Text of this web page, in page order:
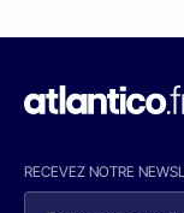
RECEVEZ NOTRE